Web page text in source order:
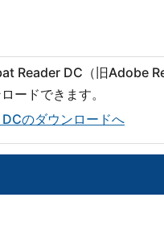
Reader DC（旧Adobe
ードできます。
のダウンロードへ